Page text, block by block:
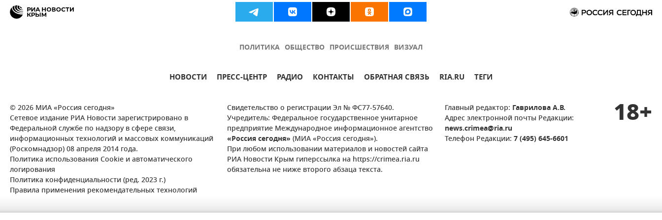
ПОЛИТИКА ОБЩЕСТВО ПРОИСШЕСТВИЯ ВИЗУАЛ
НОВОСТИ ПРЕСС-ЦЕНТР РАДИО КОНТАКТЫ ОБРАТНАЯ СВЯЗЬ RIA.RU ТЕГИ
© 2026 МИА «Россия сегодня»
Сетевое издание РИА Новости зарегистрировано в
Федеральной службе по надзору в сфере связи,
информационных технологий и массовых коммуникаций
(Роскомнадзор) 08 апреля 2014 года.
Политика использования Cookie и автоматического
логирования
Политика конфиденциальности (ред. 2023 г.)
Правила применения рекомендательных технологий
Свидетельство о регистрации Эл № ФС77-57640.
Учредитель: Федеральное государственное унитарное
предприятие Международное информационное агентство
«Россия сегодня» (МИА «Россия сегодня»).
При любом использовании материалов и новостей сайта
РИА Новости Крым гиперссылка на https://crimea.ria.ru
обязательна не ниже второго абзаца текста.
Главный редактор: Гаврилова А.В.
Адрес электронной почты Редакции:
news.crimea@ria.ru
Телефон Редакции: 7 (495) 645-6601
18+